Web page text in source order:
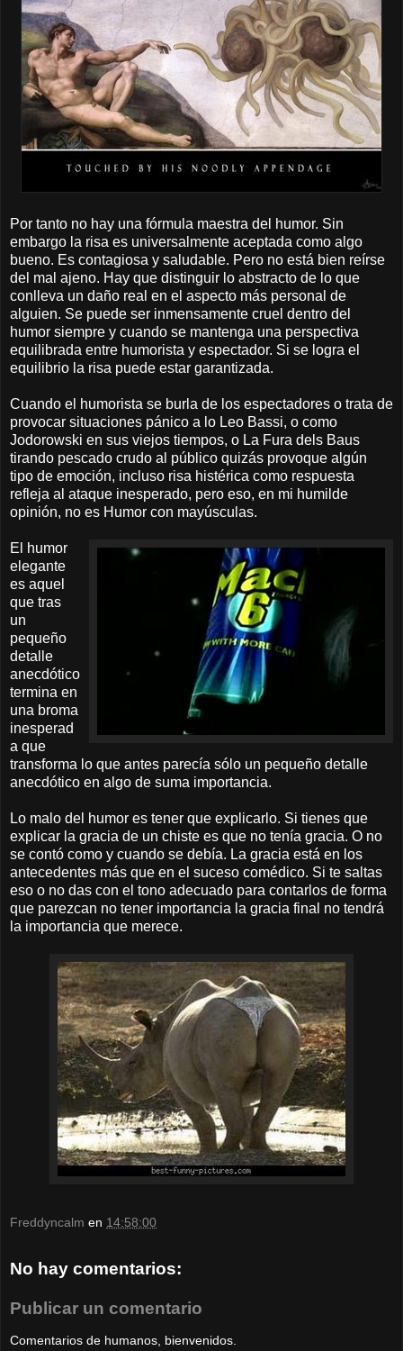
Por tanto no hay una fórmula maestra del humor. Sin
embargo la risa es universalmente aceptada como algo
bueno. Es contagiosa y saludable. Pero no está bien reírse
del mal ajeno. Hay que distinguir lo abstracto de lo que
conlleva un daño real en el aspecto más personal de
alguien. Se puede ser inmensamente cruel dentro del
humor siempre y cuando se mantenga una perspectiva
equilibrada entre humorista y espectador. Si se logra el
equilibrio la risa puede estar garantizada.
Cuando el humorista se burla de los espectadores o trata de
provocar situaciones pánico a lo Leo Bassi, o como
Jodorowski en sus viejos tiempos, o La Fura dels Baus
tirando pescado crudo al público quizás provoque algún
tipo de emoción, incluso risa histérica como respuesta
refleja al ataque inesperado, pero eso, en mi humilde
opinión, no es Humor con mayúsculas.
El humor
elegante
es aquel
que tras
un
pequeño
detalle
anecdótico
termina en
una broma
inesperad
a que
transforma lo que antes parecía sólo un pequeño detalle
anecdótico en algo de suma importancia.
Lo malo del humor es tener que explicarlo. Si tienes que
explicar la gracia de un chiste es que no tenía gracia. O no
se contó como y cuando se debía. La gracia está en los
antecedentes más que en el suceso comédico. Si te saltas
eso o no das con el tono adecuado para contarlos de forma
que parezcan no tener importancia la gracia final no tendrá
la importancia que merece.
Freddyncalm en 14:58:00
No hay comentarios:
Publicar un comentario
Comentarios de humanos, bienvenidos.